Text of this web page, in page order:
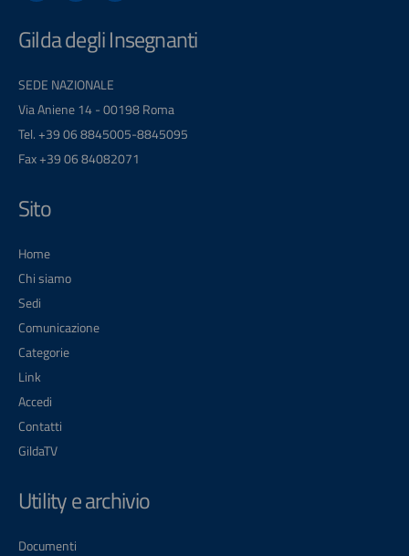
Gilda degli Insegnanti
SEDE NAZIONALE
Via Aniene 14 - 00198 Roma
Tel. +39 06 8845005-8845095
Fax +39 06 84082071
Sito
Home
Chi siamo
Sedi
Comunicazione
Categorie
Link
Accedi
Contatti
GildaTV
Utility e archivio
Documenti